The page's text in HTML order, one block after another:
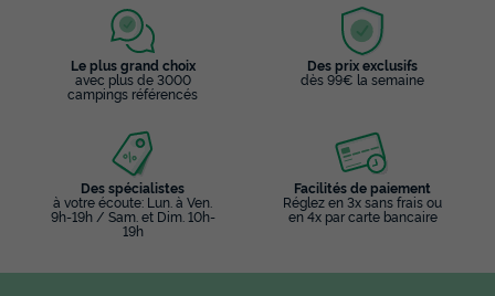
Le plus grand choix
avec plus de 3000
campings référencés
Des prix exclusifs
dès 99€ la semaine
Des spécialistes
à votre écoute: Lun. à Ven.
9h-19h / Sam. et Dim. 10h-
19h
Facilités de paiement
Réglez en 3x sans frais ou
en 4x par carte bancaire